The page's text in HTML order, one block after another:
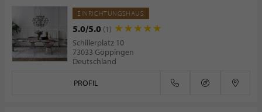
EINRICHTUNGSHAUS
5.0/5.0 (1)
Schillerplatz 10
73033 Göppingen
Deutschland
PROFIL